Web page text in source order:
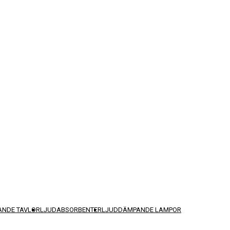
TAVLORLJUDABSORBENTERLJUDDÄMPANDE LAMPOR